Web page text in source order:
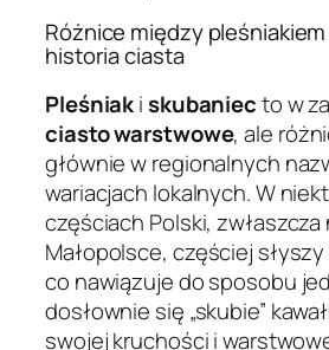
Różnice między
historia ciasta
Pleśniakiskubaniecto w
ciasto warstwowe, ale
głównie w regionalnych
wariacjach lokalnych. W
częściach Polski, zwłaszcza
Małopolsce, częściej
co nawiązuje do sposobu
dosłownie się „skubie”
swojej kruchości i